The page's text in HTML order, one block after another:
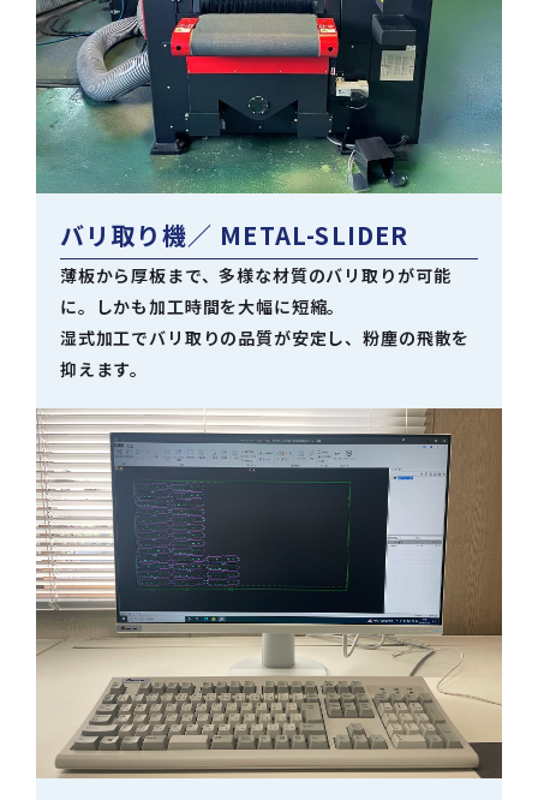
バリ取り機／ METAL-SLIDER
薄板から厚板まで、多様な材質のバリ取りが可能
に。しかも加工時間を大幅に短縮。
湿式加工でバリ取りの品質が安定し、粉塵の飛散を
抑えます。